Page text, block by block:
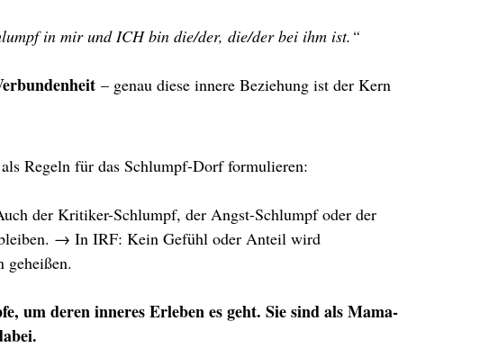
in mir und ICH bin die/der, die/der bei ihm ist.“
– genau diese innere Beziehung ist der Kern
Regeln für das Schlumpf-Dorf formulieren:
der Kritiker-Schlumpf, der Angst-Schlumpf oder der
→ In IRF: Kein Gefühl oder Anteil wird
geheißen.
um deren inneres Erleben es geht. Sie sind als Mama-